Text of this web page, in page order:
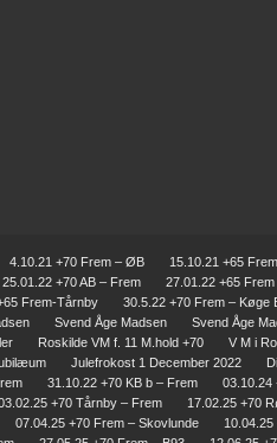
4.10.21 +70 Frem – ØB
15.10.21 +65
25.01.22 +70 AB – Frem
27.01.22 +65
Frem-Tårnby
30.5.22 +70 Frem – Køge
Svend Åge Madsen Svend Åge
Roskilde VM f. 11 M.hold +70
V M i
Julefrokost 1 December 2022
31.10.22 +70 KB b – Frem
03.10.24
+70 Tårnby – Frem
17.02.25 +70
07.04.25 +70 Frem – Skovlunde